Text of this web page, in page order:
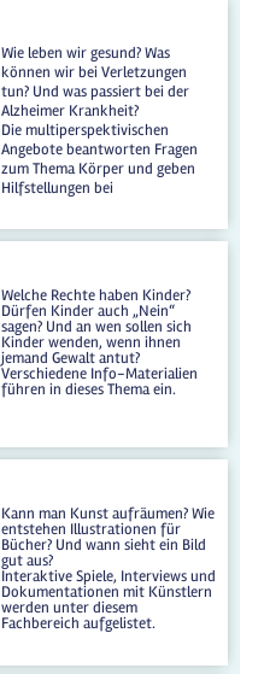
Wie leben wir gesund? Was
können wir bei Verletzungen
tun? Und was passiert bei der
Alzheimer Krankheit?
Die multiperspektivischen
Angebote beantworten Fragen
zum Thema Körper und geben
Hilfstellungen bei
Welche Rechte haben Kinder?
Dürfen Kinder auch „Nein“
sagen? Und an wen sollen sich
Kinder wenden, wenn ihnen
jemand Gewalt antut?
Verschiedene Info-Materialien
führen in dieses Thema ein.
Kann man Kunst aufräumen? Wie
entstehen Illustrationen für
Bücher? Und wann sieht ein Bild
gut aus?
Interaktive Spiele, Interviews und
Dokumentationen mit Künstlern
werden unter diesem
Fachbereich aufgelistet.